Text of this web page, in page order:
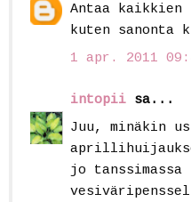
Antaa kaikkien
kuten sanonta
1 apr. 2011
intopii sa...
Juu, minäkin
jo tanssimassa